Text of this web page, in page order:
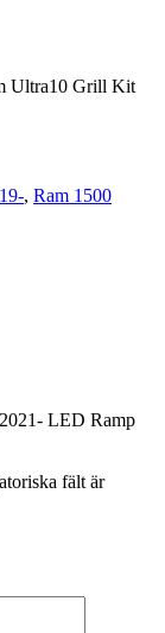
Ultra10 Grill Kit
, Ram 1500
LED Ramp
fält är